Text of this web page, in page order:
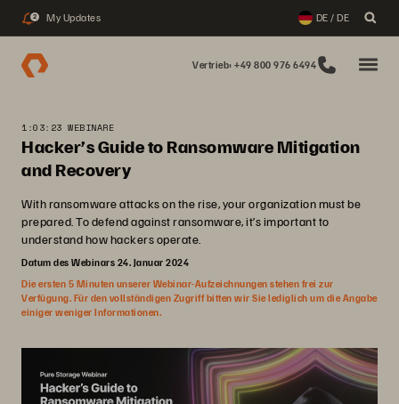
2 My Updates DE / DE
Vertrieb: +49 800 976 6494
1:03:23 WEBINARE
Hacker’s Guide to Ransomware Mitigation
and Recovery
With ransomware attacks on the rise, your organization must be
prepared. To defend against ransomware, it’s important to
understand how hackers operate.
Datum des Webinars 24. Januar 2024
Die ersten 5 Minuten unserer Webinar-Aufzeichnungen stehen frei zur
Verfügung. Für den vollständigen Zugriff bitten wir Sie lediglich um die Angabe
einiger weniger Informationen.